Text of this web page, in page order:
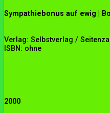
Sympathiebonus auf ewig |
Verlag: Selbstverlag /
ISBN: ohne
2000